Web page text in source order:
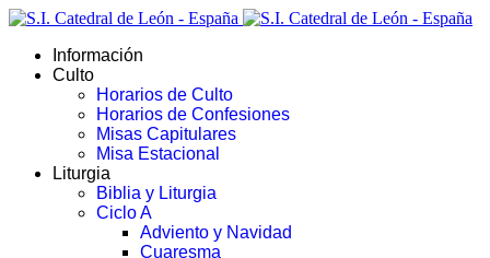
Información
Culto
Horarios de Culto
Horarios de Confesiones
Misas Capitulares
Misa Estacional
Liturgia
Biblia y Liturgia
Ciclo A
Adviento y Navidad
Cuaresma